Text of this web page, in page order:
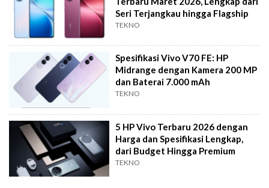
Seri Terjangkau hingga Flagship
TEKNO
Spesifikasi Vivo V70 FE: HP
Midrange dengan Kamera 200 MP
dan Baterai 7.000 mAh
TEKNO
5 HP Vivo Terbaru 2026 dengan
Harga dan Spesifikasi Lengkap,
dari Budget Hingga Premium
TEKNO